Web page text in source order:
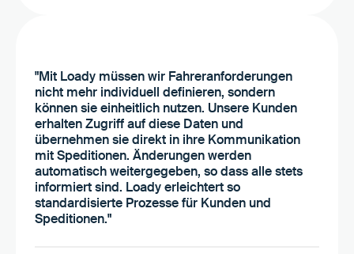
"Mit Loady müssen wir Fahreranforderungen
nicht mehr individuell definieren, sondern
können sie einheitlich nutzen. Unsere Kunden
erhalten Zugriff auf diese Daten und
übernehmen sie direkt in ihre Kommunikation
mit Speditionen. Änderungen werden
automatisch weitergegeben, so dass alle stets
informiert sind. Loady erleichtert so
standardisierte Prozesse für Kunden und
Speditionen."